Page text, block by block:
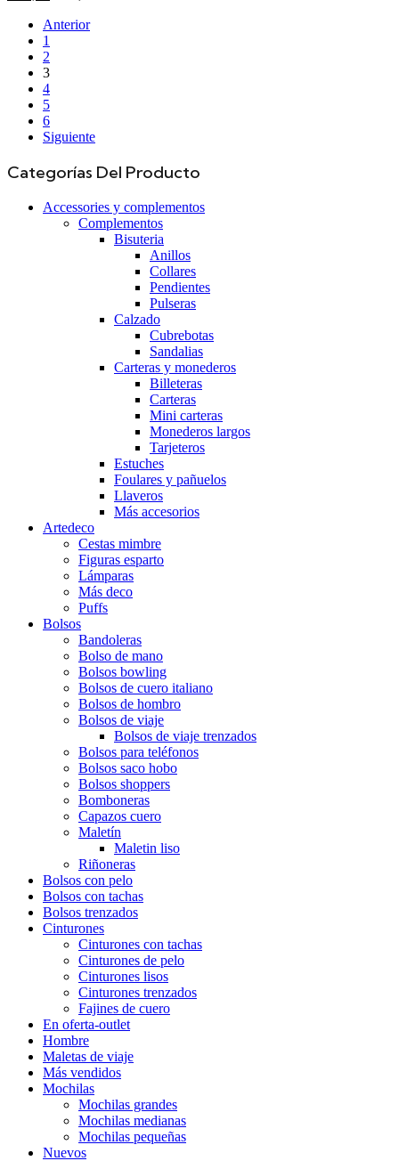
Anterior
1
2
3
4
5
6
Siguiente
Categorías Del Producto
Accessories y complementos
Complementos
Bisuteria
Anillos
Collares
Pendientes
Pulseras
Calzado
Cubrebotas
Sandalias
Carteras y monederos
Billeteras
Carteras
Mini carteras
Monederos largos
Tarjeteros
Estuches
Foulares y pañuelos
Llaveros
Más accesorios
Artedeco
Cestas mimbre
Figuras esparto
Lámparas
Más deco
Puffs
Bolsos
Bandoleras
Bolso de mano
Bolsos bowling
Bolsos de cuero italiano
Bolsos de hombro
Bolsos de viaje
Bolsos de viaje trenzados
Bolsos para teléfonos
Bolsos saco hobo
Bolsos shoppers
Bomboneras
Capazos cuero
Maletín
Maletin liso
Riñoneras
Bolsos con pelo
Bolsos con tachas
Bolsos trenzados
Cinturones
Cinturones con tachas
Cinturones de pelo
Cinturones lisos
Cinturones trenzados
Fajines de cuero
En oferta-outlet
Hombre
Maletas de viaje
Más vendidos
Mochilas
Mochilas grandes
Mochilas medianas
Mochilas pequeñas
Nuevos